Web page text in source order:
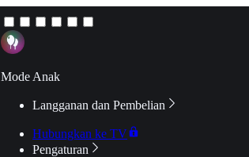
Mode Anak
Langganan dan Pembelian
Hubungkan ke TV
Pengaturan